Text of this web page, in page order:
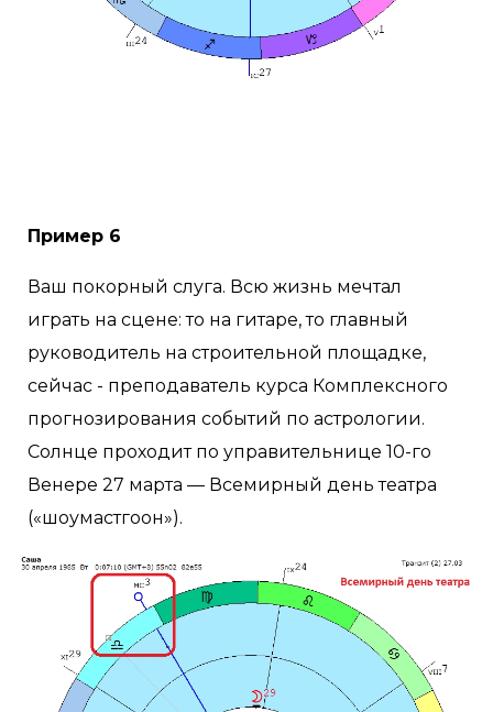
Пример 6
Ваш покорный слуга. Всю жизнь мечтал
играть на сцене: то на гитаре, то главный
руководитель на строительной площадке,
сейчас - преподаватель курса Комплексного
прогнозирования событий по астрологии.
Солнце проходит по управительнице 10-го
Венере 27 марта — Всемирный день театра
(«шоумастгоон»).